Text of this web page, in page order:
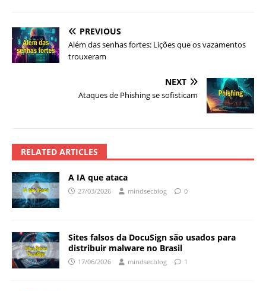
PREVIOUS
Além das senhas fortes: Lições que os vazamentos
trouxeram
NEXT
Ataques de Phishing se sofisticam
RELATED ARTICLES
A IA que ataca
27/03/2026 mindsecblog 0
Sites falsos da DocuSign são usados para
distribuir malware no Brasil
17/06/2026 mindsecblog 1